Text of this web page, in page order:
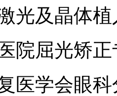
光及晶体
院屈光矫
医学会眼